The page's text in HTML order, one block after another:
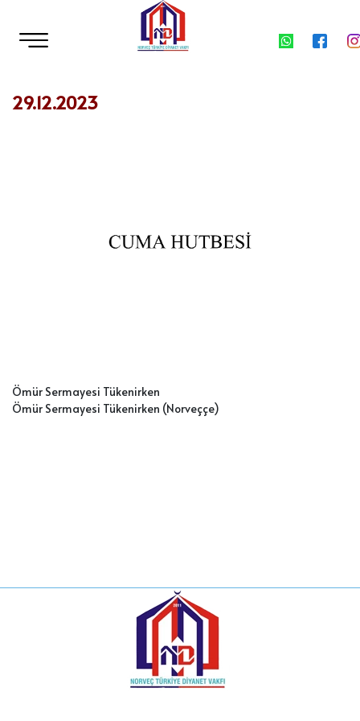
29.12.2023
Ömür Sermayesi Tükenirken
Ömür Sermayesi Tükenirken (Norveççe)